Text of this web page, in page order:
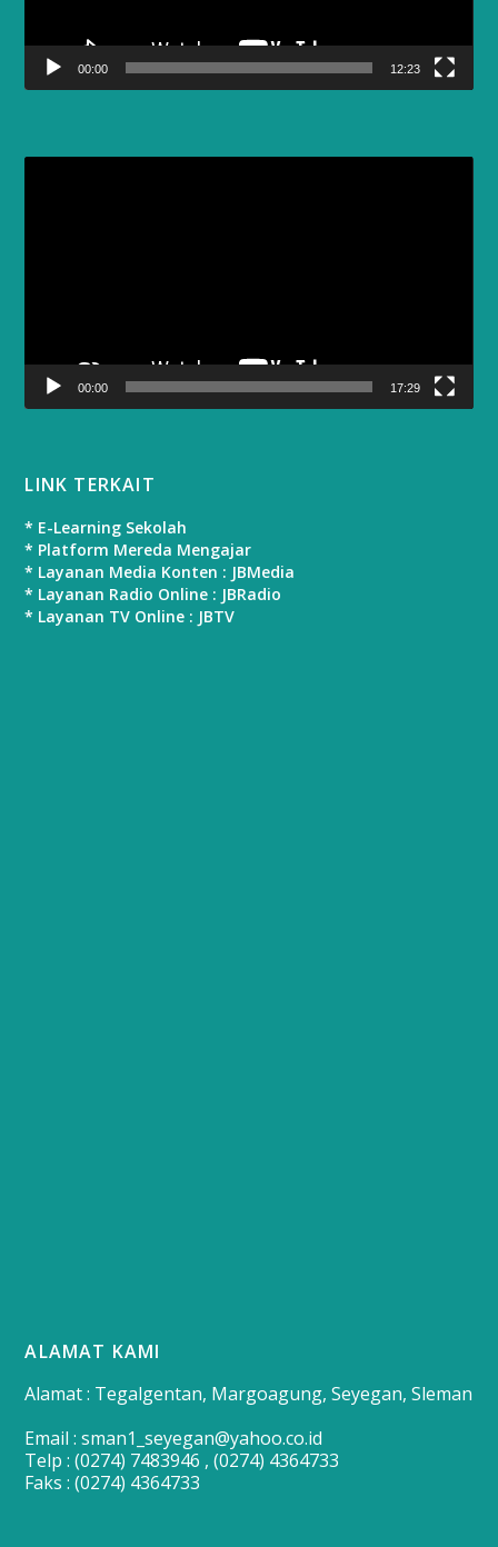
00:00 12:23
00:00 17:29
LINK TERKAIT
* E-Learning Sekolah
* Platform Mereda Mengajar
* Layanan Media Konten : JBMedia
* Layanan Radio Online : JBRadio
* Layanan TV Online : JBTV
ALAMAT KAMI
Alamat : Tegalgentan, Margoagung, Seyegan, Sleman
Email : sman1_seyegan@yahoo.co.id
Telp : (0274) 7483946 , (0274) 4364733
Faks : (0274) 4364733